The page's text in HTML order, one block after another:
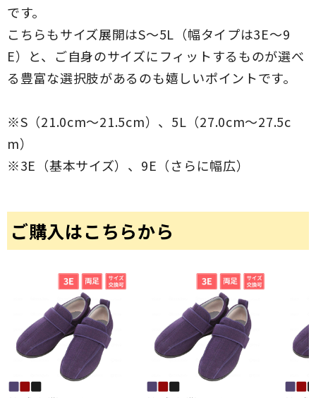
です。
こちらもサイズ展開はS～5L（幅タイプは3E～9
E）と、ご自身のサイズにフィットするものが選べ
る豊富な選択肢があるのも嬉しいポイントです。
※S（21.0cm～21.5cm）、5L（27.0cm～27.5c
m）
※3E（基本サイズ）、9E（さらに幅広）
ご購入はこちらから